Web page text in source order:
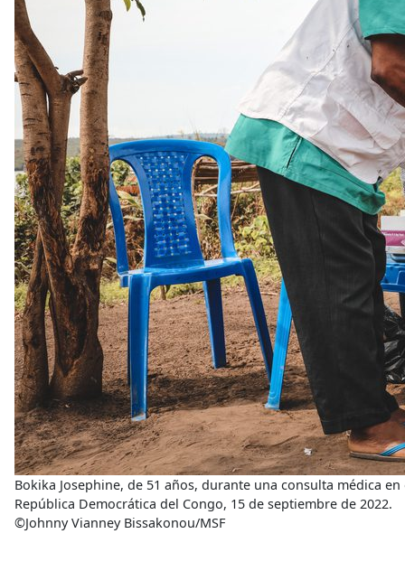
Bokika Josephine, de 51 años, durante una consulta médica
República Democrática del Congo, 15 de septiembre de 2022.
©Johnny Vianney Bissakonou/MSF